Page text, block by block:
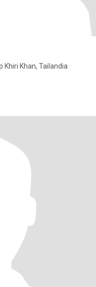
Khiri Khan, Tailandia